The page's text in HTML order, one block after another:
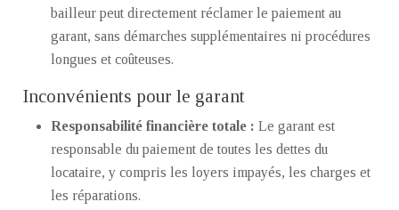
bailleur peut directement réclamer le paiement au
garant, sans démarches supplémentaires ni procédures
longues et coûteuses.
Inconvénients pour le garant
Responsabilité financière totale : Le garant est
responsable du paiement de toutes les dettes du
locataire, y compris les loyers impayés, les charges et
les réparations.